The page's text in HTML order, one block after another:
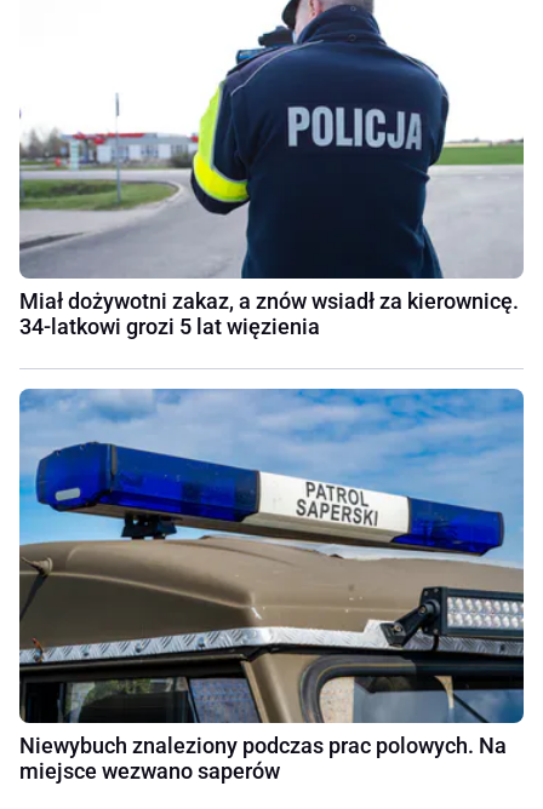
Miał dożywotni zakaz, a znów wsiadł za kierownicę.
34-latkowi grozi 5 lat więzienia
Niewybuch znaleziony podczas prac polowych. Na
miejsce wezwano saperów